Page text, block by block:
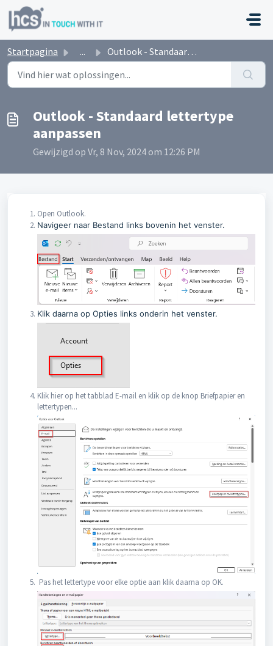
Doorgaan naar hoofdinhoud
Startpagina ... Outlook - Standaard lettertype aanpassen
Outlook - Standaard lettertype
aanpassen
Gewijzigd op Vr, 8 Nov, 2024 om 12:26 PM
Open Outlook.
Navigeer naar Bestand links bovenin het venster.
Klik daarna op Opties links onderin het venster.
Klik hier op het tabblad E-mail en klik op de knop Briefpapier en
lettertypen...
Pas het lettertype voor elke optie aan klik daarna op OK.